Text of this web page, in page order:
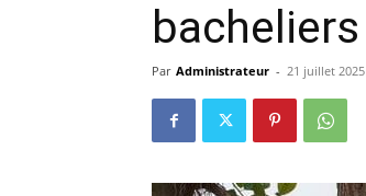
bacheliers
Par Administrateur - 21 juillet 2025